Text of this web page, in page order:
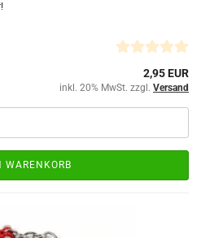
2,95 EUR
inkl. 20% MwSt. zzgl. Versand
WARENKORB